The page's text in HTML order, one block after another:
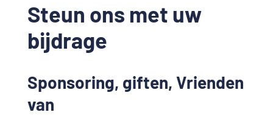
Steun ons met uw
bijdrage
Sponsoring, giften, Vrienden
van